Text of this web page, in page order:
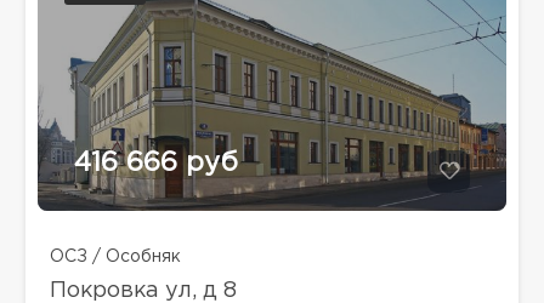
416 666 руб
ОСЗ / Особняк
Покровка ул, д 8